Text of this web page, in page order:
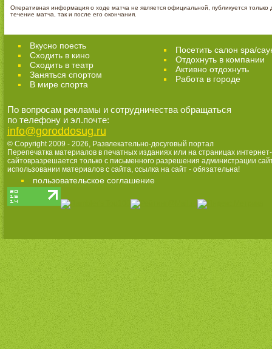
Оперативная информация о ходе матча не является официальной, публикуется только
течение матча, так и после его окончания.
Вкусно поесть
Сходить в кино
Cходить в театр
Заняться спортом
В мире спорта
Посетить салон spa/
Отдохнуть в компании
Активно отдохнуть
Работа в городе
По вопросам рекламы и сотрудничества обращаться
по телефону и эл.почте:
info@goroddosug.ru
© Copyright 2009 - 2026, Развлекательно-досуговый портал
Перепечатка материалов в печатных изданиях или на страницах интернет-
сайтовразрешается только с письменного разрешения администрации
использовании материалов с сайта, ссылка на сайт - обязательна!
пользовательское соглашение